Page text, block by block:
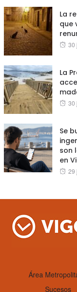
La
que
30
La
30
Se
son
en
29
Área
Sucesos